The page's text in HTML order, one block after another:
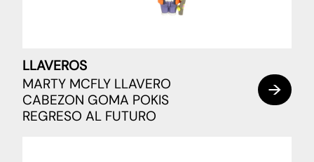
LLAVEROS
MARTY MCFLY LLAVERO
CABEZON GOMA POKIS
REGRESO AL FUTURO